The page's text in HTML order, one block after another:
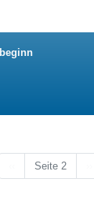
Vorherige Seite
Seite 2